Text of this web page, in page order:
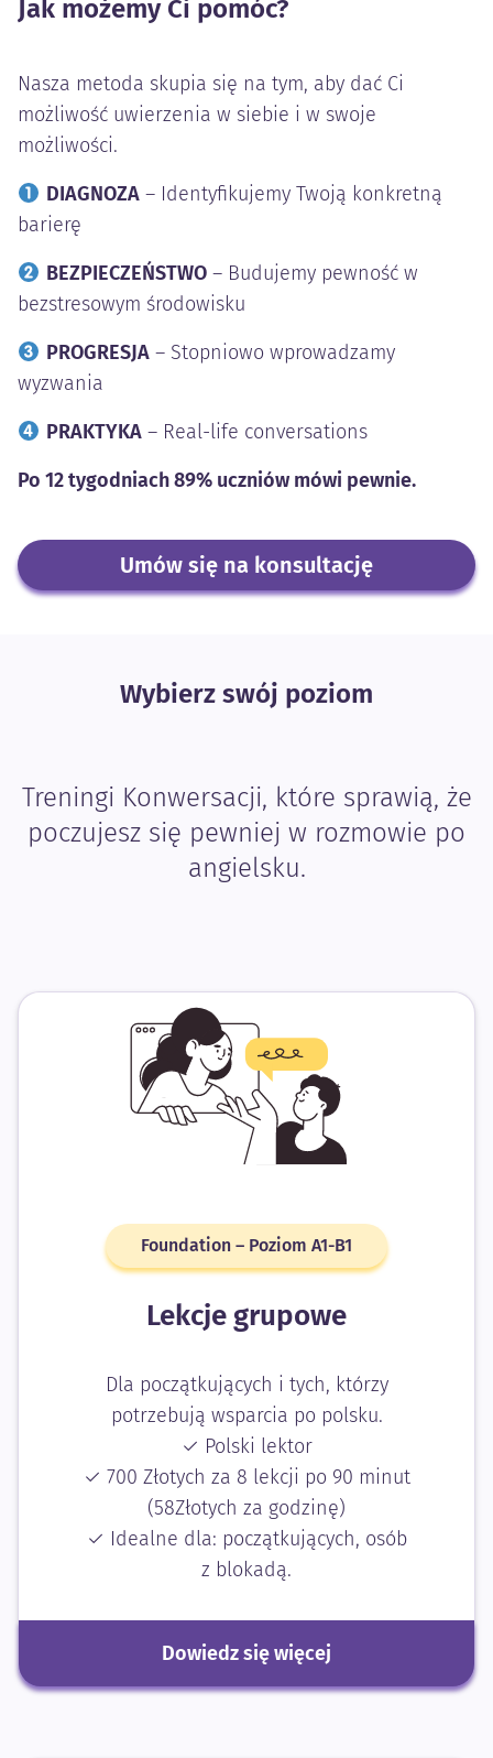
Jak możemy Ci pomóc?
Nasza metoda skupia się na tym, aby dać Ci
możliwość uwierzenia w siebie i w swoje
możliwości.
DIAGNOZA– Identyfikujemy Twoją konkretną
barierę
BEZPIECZEŃSTWO– Budujemy pewność w
bezstresowym środowisku
PROGRESJA– Stopniowo wprowadzamy
wyzwania
PRAKTYKA– Real-life conversations
Po 12 tygodniach 89% uczniów mówi pewnie.
Umów się na konsultację
Wybierz swój poziom
Treningi Konwersacji, które sprawią, że
poczujesz się pewniej w rozmowie po
angielsku.
Foundation – Poziom A1-B1
Lekcje grupowe
Dla początkujących i tych, którzy
potrzebują wsparcia po polsku.
✓ Polski lektor
✓ 700 Złotych za 8 lekcji po 90 minut
(58Złotych za godzinę)
✓ Idealne dla: początkujących, osób
z blokadą.
Dowiedz się więcej